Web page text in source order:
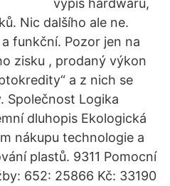
výpis hardwaru,
Nic dalšího ale ne.
funkční. Pozor jen na
zisku , prodaný výkon
a z nich se
Společnost Logika
dluhopis Ekologická
nákupu technologie a
plastů. 9311 Pomocní
652: 25866 Kč: 33190